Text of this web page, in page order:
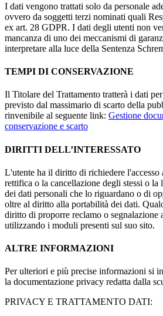
I dati vengono trattati solo da personale
ovvero da soggetti terzi nominati quali
ex art. 28 GDPR. I dati degli utenti non
mancanza di uno dei meccanismi di
interpretare alla luce della Sentenza
TEMPI DI CONSERVAZIONE
Il Titolare del Trattamento tratterà i dati
previsto dal massimario di scarto della
rinvenibile al seguente link: Gestione
conservazione e scarto
DIRITTI DELL’INTERESSATO
L'utente ha il diritto di richiedere l'accesso
rettifica o la cancellazione degli stessi o la
dei dati personali che lo riguardano o di
oltre al diritto alla portabilità dei dati.
diritto di proporre reclamo o segnalazione
utilizzando i moduli presenti sul suo sito.
ALTRE INFORMAZIONI
Per ulteriori e più precise informazioni si
la documentazione privacy redatta dalla
PRIVACY E TRATTAMENTO DATI: